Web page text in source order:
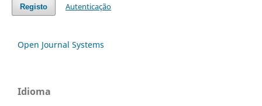
Registo Autenticação
Open Journal Systems
Idioma